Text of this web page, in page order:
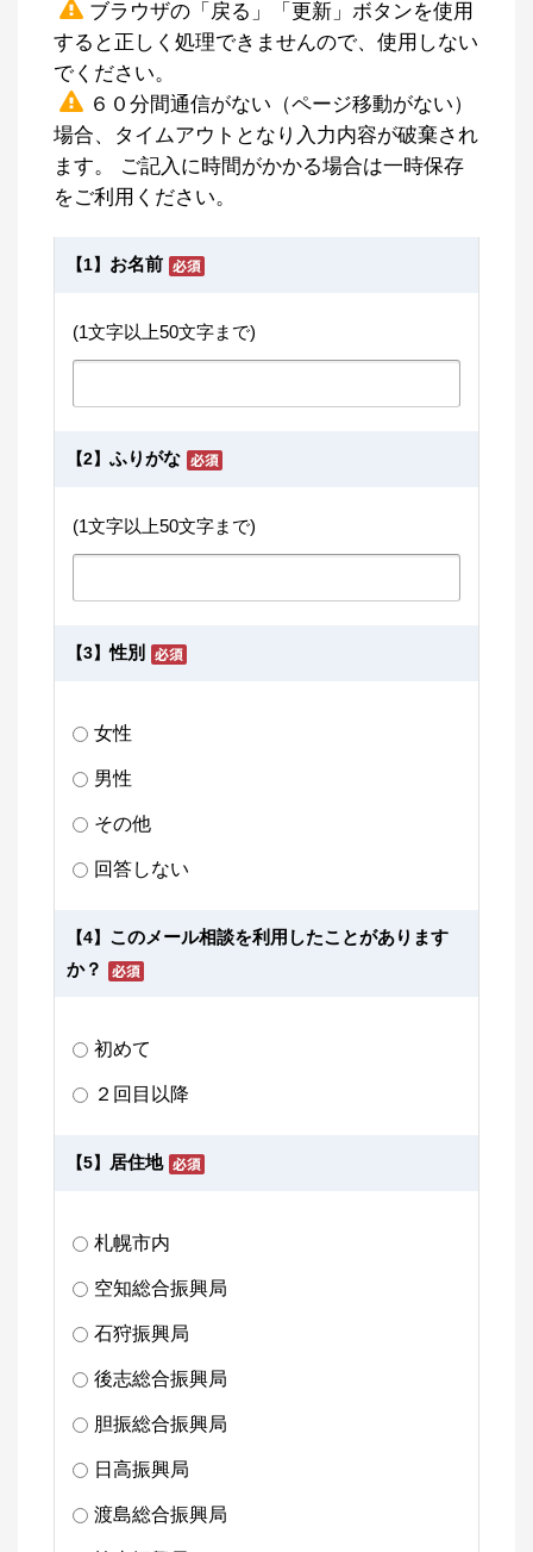
ブラウザの「戻る」「更新」ボタンを使用
すると正しく処理できませんので、使用しない
でください。
６０分間通信がない（ページ移動がない）
場合、タイムアウトとなり入力内容が破棄され
ます。 ご記入に時間がかかる場合は一時保存
をご利用ください。
【1】 お名前
(1文字以上50文字まで)
【2】 ふりがな
(1文字以上50文字まで)
【3】性別
女性
男性
その他
回答しない
【4】 このメール相談を利用したことがあります
か？
初めて
２回目以降
【5】 居住地
札幌市内
空知総合振興局
石狩振興局
後志総合振興局
胆振総合振興局
日高振興局
渡島総合振興局